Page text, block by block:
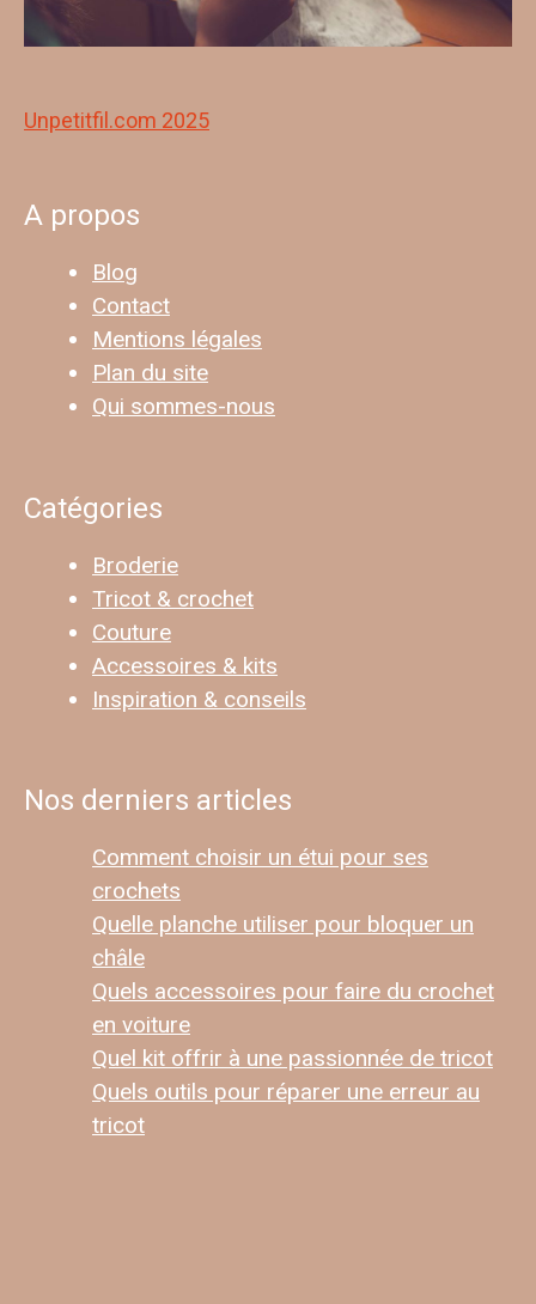
Unpetitfil.com 2025
A propos
Blog
Contact
Mentions légales
Plan du site
Qui sommes-nous
Catégories
Broderie
Tricot & crochet
Couture
Accessoires & kits
Inspiration & conseils
Nos derniers articles
Comment choisir un étui pour ses
crochets
Quelle planche utiliser pour bloquer un
châle
Quels accessoires pour faire du crochet
en voiture
Quel kit offrir à une passionnée de tricot
Quels outils pour réparer une erreur au
tricot